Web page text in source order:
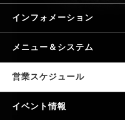
インフォメーション
メニュー＆システム
営業スケジュール
イベント情報